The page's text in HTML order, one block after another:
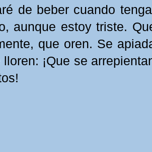
de beber cuando
aunque estoy triste.
que oren. Se
lloren: ¡Que se